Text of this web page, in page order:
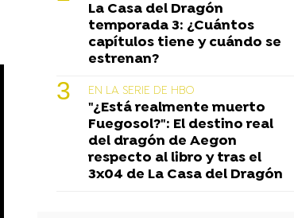
La Casa del Dragón
temporada 3: ¿Cuántos
capítulos tiene y cuándo se
estrenan?
EN LA SERIE DE HBO
"¿Está realmente muerto
Fuegosol?": El destino real
del dragón de Aegon
respecto al libro y tras el
3x04 de La Casa del Dragón